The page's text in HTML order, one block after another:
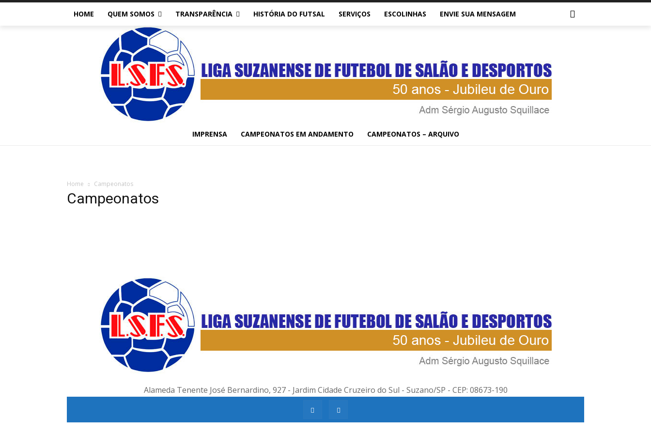
HOME QUEM SOMOS TRANSPARÊNCIA HISTÓRIA DO FUTSAL SERVIÇOS ESCOLINHAS ENVIE SUA MENSAGEM
IMPRENSA CAMPEONATOS EM ANDAMENTO CAMPEONATOS – ARQUIVO
Home Campeonatos
Campeonatos
Alameda Tenente José Bernardino, 927 - Jardim Cidade Cruzeiro do Sul - Suzano/SP - CEP: 08673-190